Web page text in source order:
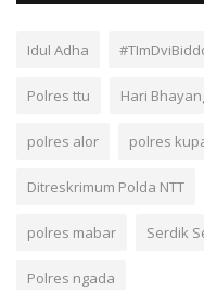
Idul Adha
Polres ttu Hari
polres alor polres
Ditreskrimum Polda NTT
polres mabar Serdik
Polres ngada